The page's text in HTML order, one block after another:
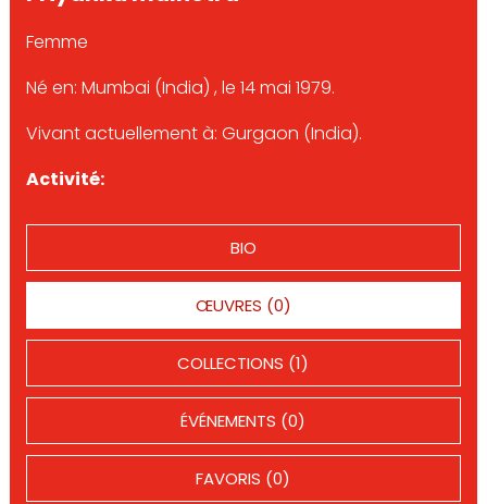
Femme
Né en: Mumbai (India) , le 14 mai 1979.
Vivant actuellement à: Gurgaon (India).
Activité:
BIO
ŒUVRES (0)
COLLECTIONS (1)
ÉVÉNEMENTS (0)
FAVORIS (0)